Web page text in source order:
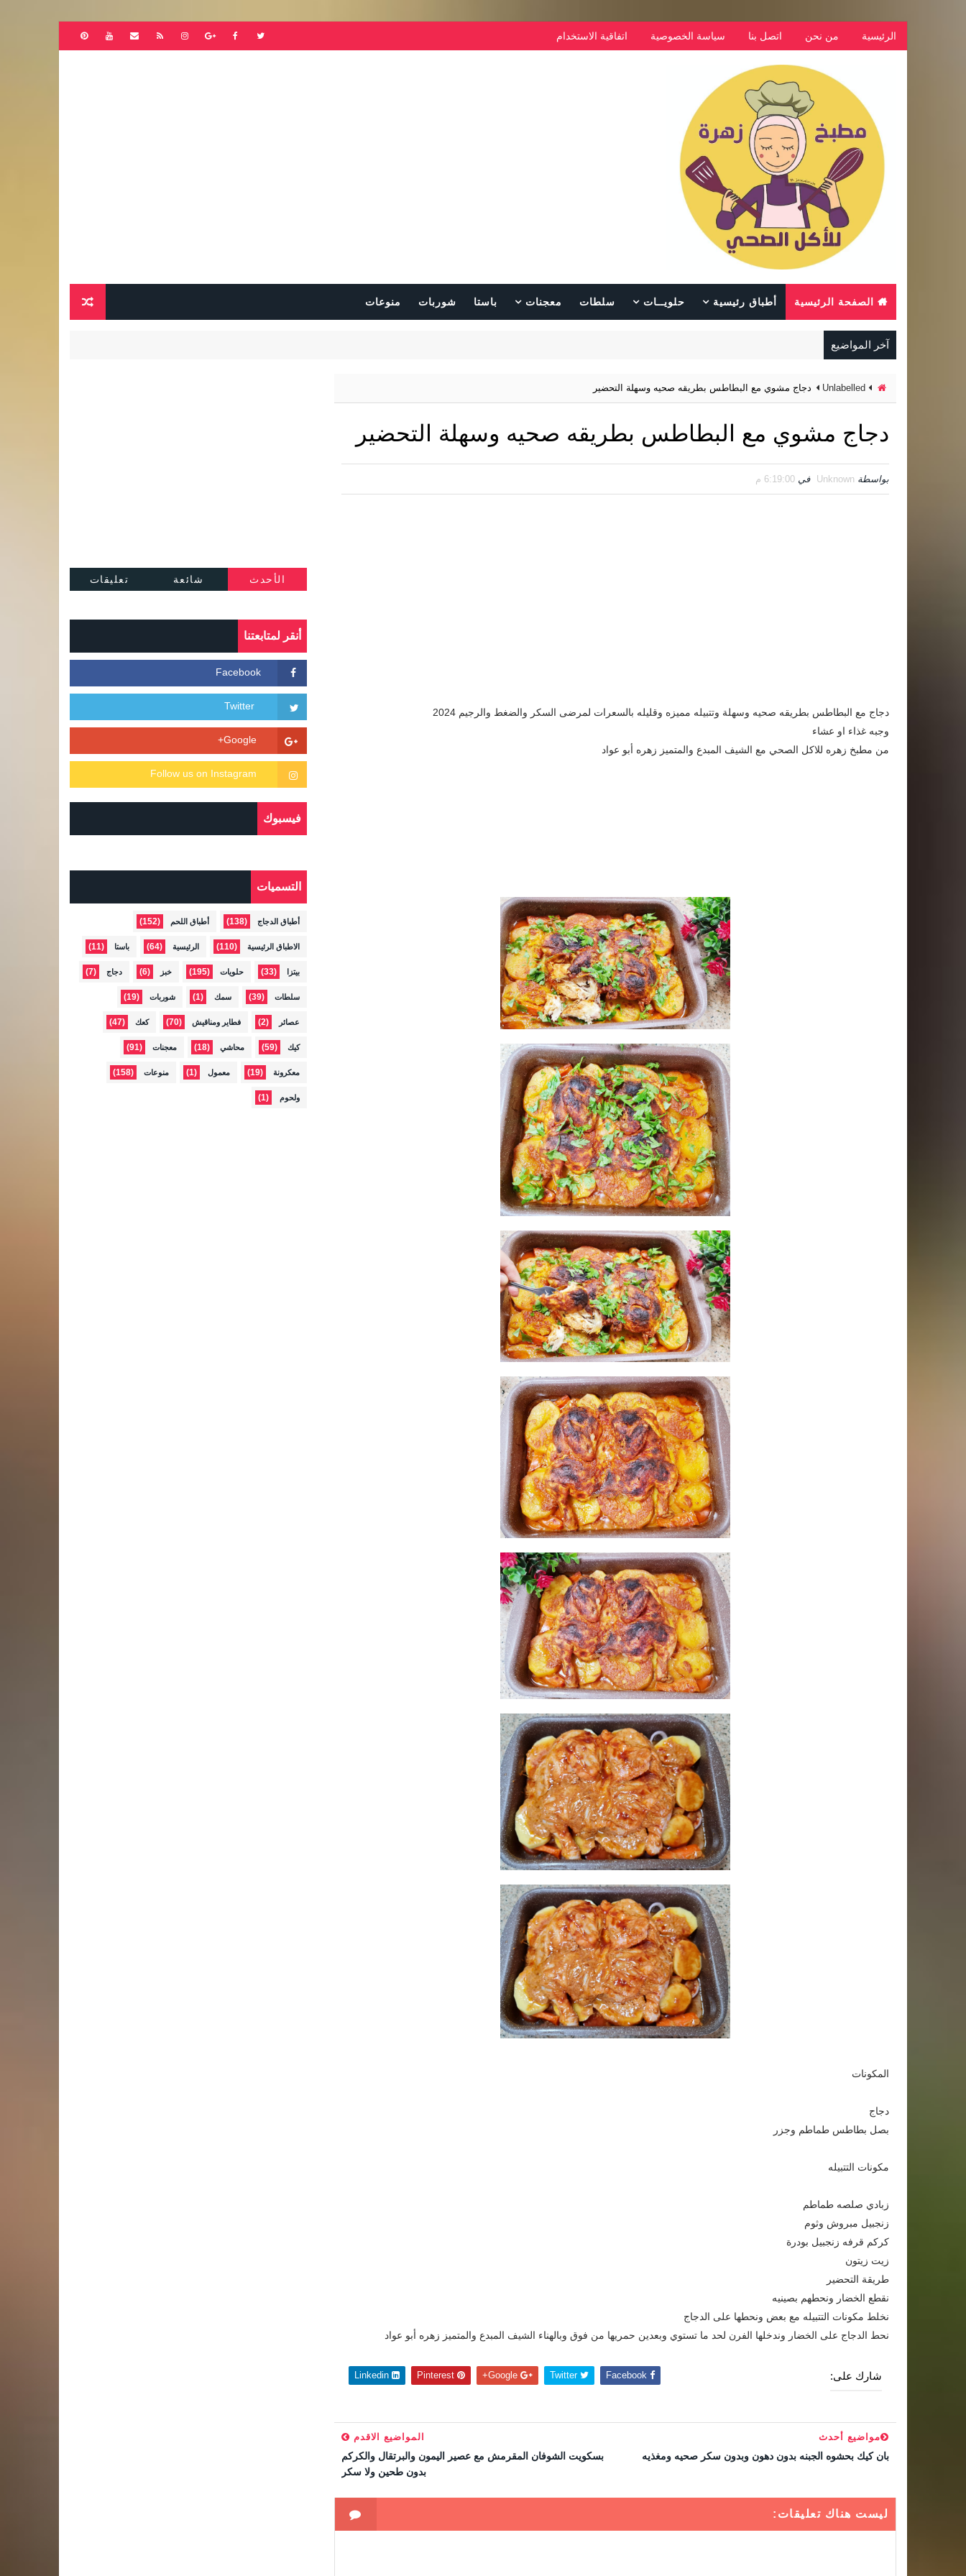
الرئيسية من نحن اتصل بنا سياسة الخصوصية اتفاقية الاستخدام
الصفحة الرئيسية أطباق رئيسية حلويــات سلطات معجنات باستا شوربات منوعات
آخر المواضيع
دجاج مشوي مع البطاطس بطريقه صحيه وسهلة التحضير
دجاج مشوي مع البطاطس بطريقه صحيه وسهلة التحضير
بواسطة Unknown في 6:19:00 م
دجاج مع البطاطس بطريقه صحيه وسهلة وتتبيله مميزه وقليله بالسعرات لمرضى السكر والضغط والرجيم 2024
وجبه غذاء او عشاء
من مطبخ زهره للاكل الصحي مع الشيف المبدع والمتميز زهره أبو عواد
المكونات
دجاج
بصل بطاطس طماطم وجزر
مكونات التتبيله
زبادي صلصه طماطم
زنجبيل مبروش وثوم
كركم قرفه زنجبيل بودرة
زيت زيتون
طريقة التحضير
نقطع الخضار ونحطهم بصينيه
نخلط مكونات التتبيله مع بعض ونحطها على الدجاج
نحط الدجاج على الخضار وندخلها الفرن لحد ما تستوي وبعدين حمريها من فوق وبالهناء الشيف المبدع والمتميز زهره أبو عواد
شارك على: Twitter
مواضيع أحدث
بان كيك بحشوه الجبنه بدون دهون وبدون سكر صحيه ومغذيه
المواضيع الاقدم
بسكويت الشوفان المقرمش مع عصير اليمون والبرتقال والكركم
بدون طحين ولا سكر
ليست هناك تعليقات:
الأحدث شائعة تعليقات
أنقر لمتابعتنا
فيسبوك
التسميات
أطباق الدجاج (138) أطباق اللحم (152)
الاطباق الرئيسية (110) الرئيسية (64) باستا (11)
بيتزا (33) حلويات (195) خبز (6) دجاج (7)
سلطات (39) سمك (1) شوربات (19)
عصائر (2) فطاير ومناقيش (70) كعك (47)
كيك (59) محاشي (18) معجنات (91)
معكرونة (19) معمول (1) منوعات (158)
ولحوم (1)